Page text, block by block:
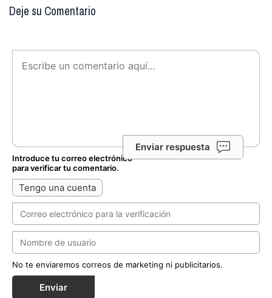
Deje su Comentario
Enviar respuesta
Introduce tu correo electrónico
para verificar tu comentario.
Tengo una cuenta
No te enviaremos correos de marketing ni publicitarios.
Enviar